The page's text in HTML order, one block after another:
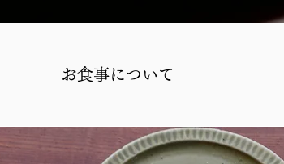
お食事について